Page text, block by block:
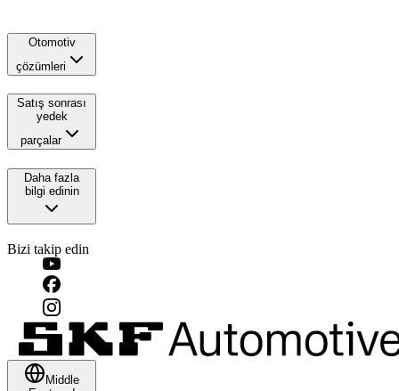
Otomotiv
çözümleri
Satış sonrası
yedek
parçalar
Daha fazla
bilgi edinin
Bizi takip edin
Middle